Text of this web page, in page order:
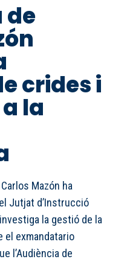
de
crides i
la
Mazón ha
Jutjat d’Instrucció
la gestió de la
el exmandatario
l’Audiència de